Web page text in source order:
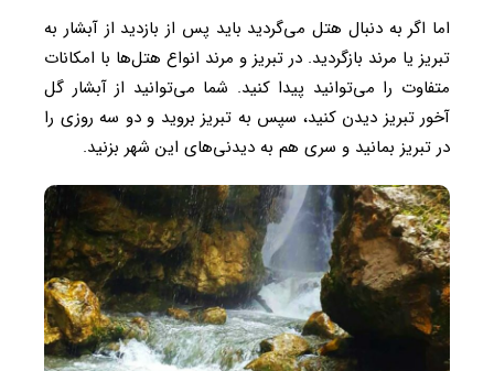
اما اگر به دنبال هتل می‌گردید باید پس از بازدید از آبشار به
تبریز یا مرند بازگردید. در تبریز و مرند انواع هتل‌ها با امکانات
متفاوت را می‌توانید پیدا کنید. شما می‌توانید از آبشار گل
آخور تبریز دیدن کنید، سپس به تبریز بروید و دو سه روزی را
در تبریز بمانید و سری هم به دیدنی‌های این شهر بزنید.